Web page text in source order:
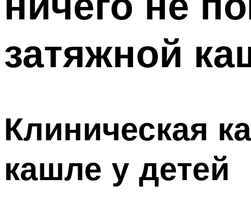
затяжной
Клиническая
кашле у детей